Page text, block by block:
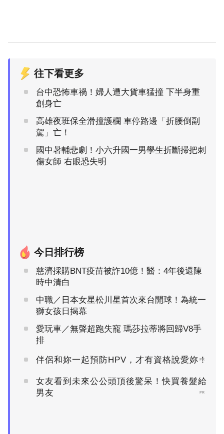
往下看更多
台中恐怖車禍！婦人遭大貨車猛撞 下半身重
創身亡
高雄夜班保全滑撞護欄 車停路邊「折腰倒副
駕」亡！
國中暑輔悲劇！小六升國一男學生折斷掃把刺
傷女師 右眼恐失明
今日排行榜
慈濟採購BNT疫苗被詐10億！醫：4年後還陳
時中清白
中職／日本女星松川星首次來台開球！為統一
獅女孩日揭幕
愛玩車／無聲超跑失寵 瑪莎拉蒂將回歸V8手
排
伴侶和妳一起預防HPV，才有資格說愛妳！
PR
女友看到未來公公頭頂後驚呆！快買養髮給
男友
PR